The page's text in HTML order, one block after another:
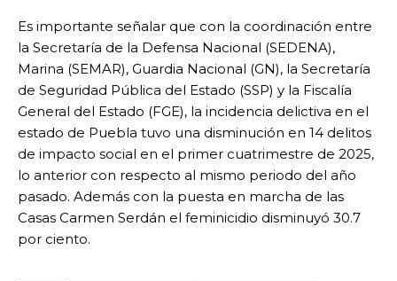
Es importante señalar que con la coordinación entre
la Secretaría de la Defensa Nacional (SEDENA),
Marina (SEMAR), Guardia Nacional (GN), la Secretaría
de Seguridad Pública del Estado (SSP) y la Fiscalía
General del Estado (FGE), la incidencia delictiva en el
estado de Puebla tuvo una disminución en 14 delitos
de impacto social en el primer cuatrimestre de 2025,
lo anterior con respecto al mismo periodo del año
pasado. Además con la puesta en marcha de las
Casas Carmen Serdán el feminicidio disminuyó 30.7
por ciento.